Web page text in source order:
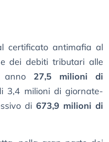
certificato antimafia al
dei debiti tributari alle
anno 27,5 milioni di
3,4 milioni di giornate-
di 673,9 milioni di